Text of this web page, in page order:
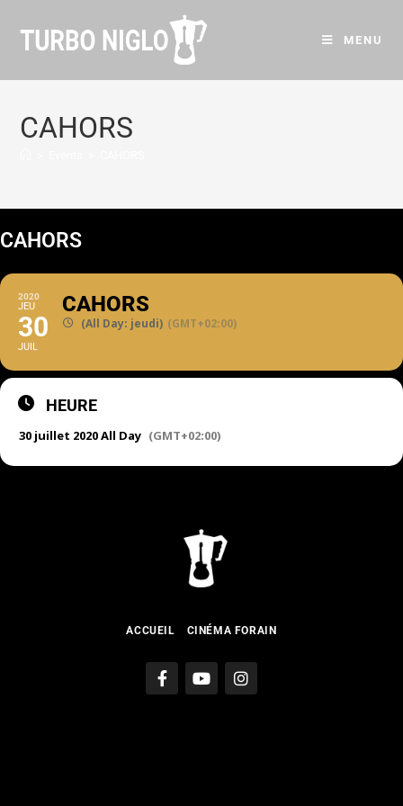
MENU
CAHORS
CAHORS
2020
JEU
30
JUIL
CAHORS
(All Day: jeudi) (GMT+02:00)
HEURE
30 juillet 2020 All Day (GMT+02:00)
ACCUEIL CINÉMA FORAIN